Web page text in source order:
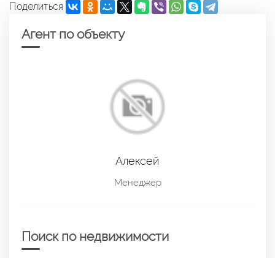
Поделиться
Агент по объекту
Алексей
Менеджер
Поиск по недвижимости